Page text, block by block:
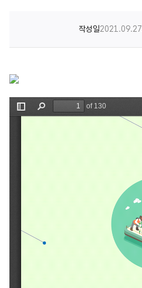
작성일2021.09.27